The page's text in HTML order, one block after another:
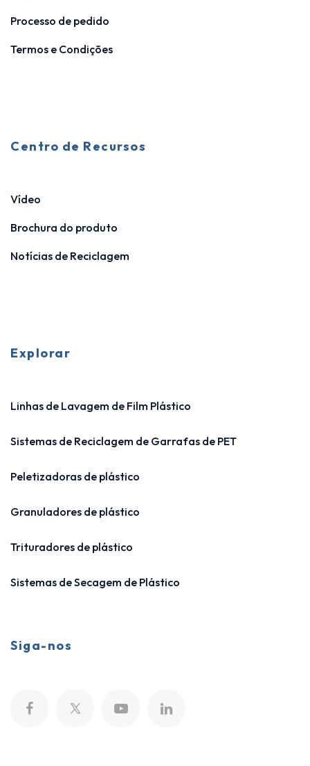
Processo de pedido
Termos e Condições
Centro de Recursos
Vídeo
Brochura do produto
Notícias de Reciclagem
Explorar
Linhas de Lavagem de Film Plástico
Sistemas de Reciclagem de Garrafas de PET
Peletizadoras de plástico
Granuladores de plástico
Trituradores de plástico
Sistemas de Secagem de Plástico
Siga-nos